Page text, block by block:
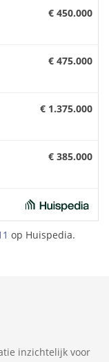
€ 450.000
€ 475.000
€ 1.375.000
€ 385.000
op Huispedia.
inzichtelijk voor